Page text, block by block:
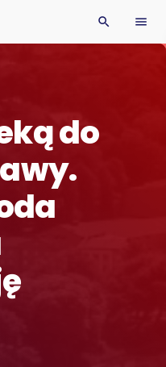
search menu
do